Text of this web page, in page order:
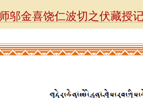
邬金喜饶仁波切之伏藏授